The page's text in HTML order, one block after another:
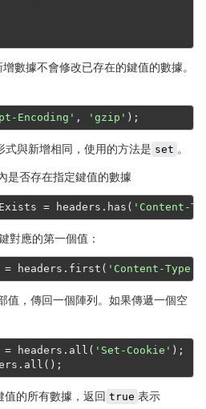
數據不會修改已存在的鍵值的數據。
Encoding' , 'gzip'
與新增相同，使用的方法是 set 。
是否存在指定鍵值的數據
= headers.has( 'Content-
對應的第一個值：
= headers.first( 'Content-Type'
值，傳回一個陣列。如果傳遞一個空
= headers.all( 'Set-Cookie'
值的所有數據，返回 true 表示